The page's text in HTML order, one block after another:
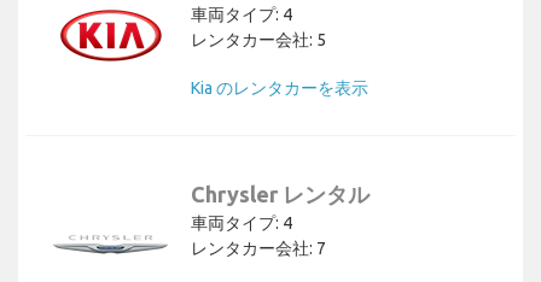
車両タイプ: 4
レンタカー会社: 5
Kia のレンタカーを表示
Chrysler レンタル
車両タイプ: 4
レンタカー会社: 7